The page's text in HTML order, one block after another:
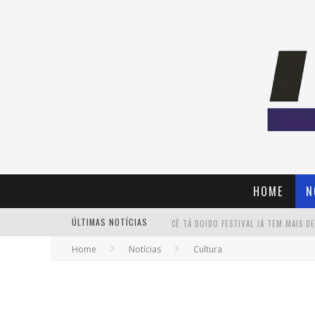
HOME
ÚLTIMAS NOTÍCIAS
Home Notícias Cultura